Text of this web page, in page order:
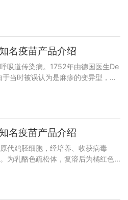
名疫苗产品介绍
吸道传染病。1752年由德国医生De
当时被误认为是麻疹的变异型，所
名疫苗产品介绍
代鸡胚细胞，经培养、收获病毒
为乳酪色疏松体，复溶后为橘红色